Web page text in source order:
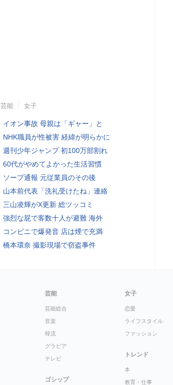
芸能 女子
イオン事故 母親は「ギャー」と
NHK職員が性被害 経緯が明らかに
週刊少年ジャンプ 初100万部割れ
60代がやめてよかった生活習慣
ソープ通報 元従業員のその後
山本前代表「洗礼受けたね」連絡
三山凌輝がX更新 総ツッコミ
強烈な屁で客数十人が避難 海外
コンビニで爆発音 店は煙で充満
橋本環奈 撮影現場で窃盗事件
芸能
芸能総合
音楽
韓流
グラビア
テレビ
ゴシップ
女子
恋愛
ライフスタイル
ファッション
トレンド
本
教育・仕事